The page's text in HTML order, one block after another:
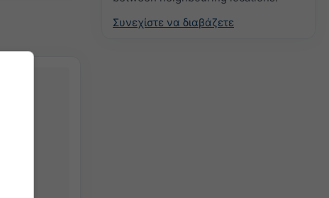
Συνεχίστε να διαβάζετε